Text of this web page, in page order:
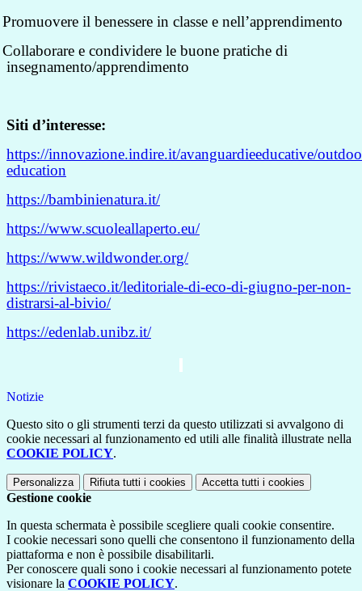
Promuovere il benessere in classe e nell’apprendimento
Collaborare e condividere le buone pratiche di
insegnamento/apprendimento
Siti d’interesse:
https://innovazione.indire.it/avanguardieeducative/
education
https://bambinienatura.it/
https://www.scuoleallaperto.eu/
https://www.wildwonder.org/
https://rivistaeco.it/leditoriale-di-eco-di-giugno-per-non-
distrarsi-al-bivio/
https://edenlab.unibz.it/
Notizie
Questo sito o gli strumenti terzi da questo utilizzati si avvalgono di
cookie necessari al funzionamento ed utili alle finalità illustrate nella
COOKIE POLICY.
Personalizza Rifiuta tutti i cookies Accetta tutti i cookies
Gestione cookie
In questa schermata è possibile scegliere quali cookie consentire.
I cookie necessari sono quelli che consentono il funzionamento della
piattaforma e non è possibile disabilitarli.
Per conoscere quali sono i cookie necessari al funzionamento potete
visionare la COOKIE POLICY.